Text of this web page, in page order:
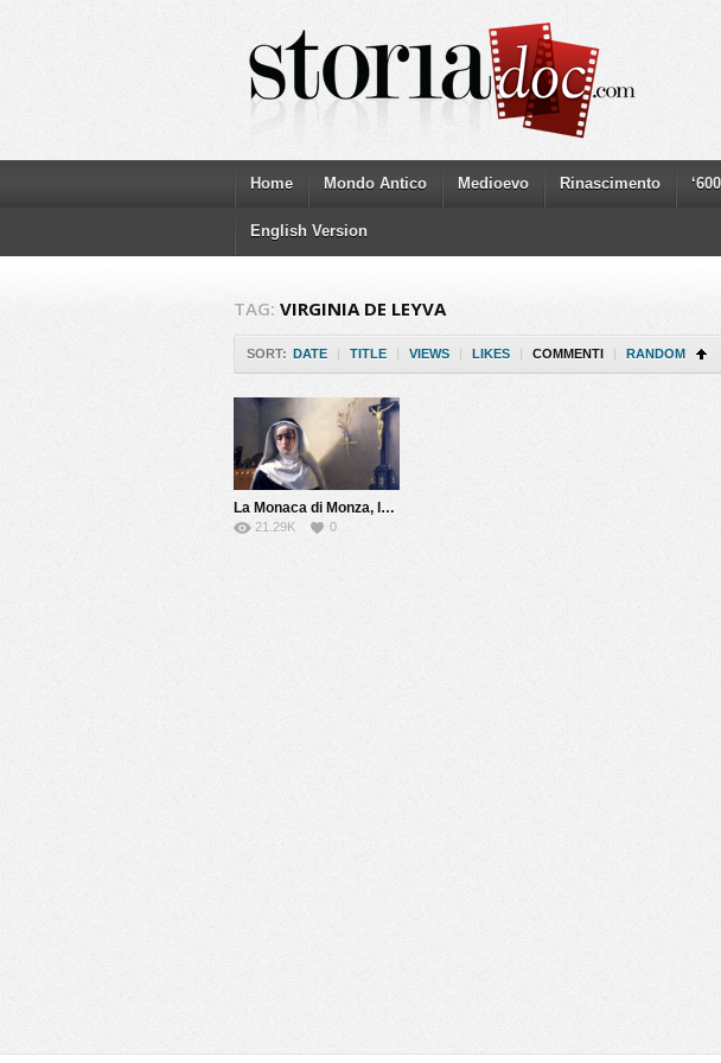
Home Mondo Antico Medioevo Rinascimento
English Version
TAG: VIRGINIA DE LEYVA
SORT: DATE | TITLE | VIEWS | LIKES | COMMENTI | RANDOM
La Monaca di Monza, la vera storia
21.29K 0